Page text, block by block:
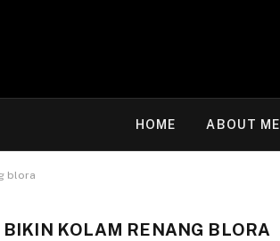
HOME ABOUT ME
blora
BIKIN KOLAM RENANG BLORA